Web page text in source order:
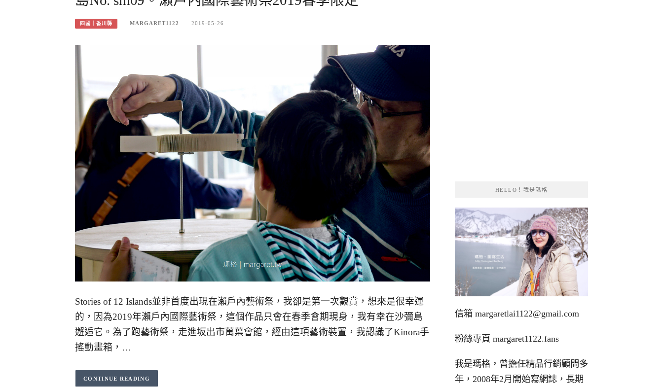
四國｜香川縣 MARGARET1122 2019-05-26
Stories of 12 Islands並非首度出現在瀨戶內藝術祭，我卻是第一次觀賞，想來是很幸運
的，因為2019年瀨戶內國際藝術祭，這個作品只會在春季會期現身，我有幸在沙彌島
邂逅它。為了跑藝術祭，走進坂出市萬葉會館，經由這項藝術裝置，我認識了Kinora手
搖動畫箱，…
CONTINUE READING
HELLO！我是瑪格
信箱 margaretlai1122@gmail.com
粉絲專頁 margaret1122.fans
我是瑪格，曾擔任精品行銷顧問多
年，2008年2月開始寫網誌，長期